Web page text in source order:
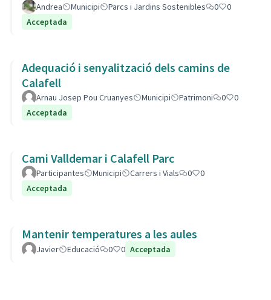
Andrea Municipi Parcs i Jardins Sostenibles 0
0
Acceptada
Adequació i senyalització dels camins de
Calafell
Arnau Josep Pou Cruanyes Municipi Patrimoni 0
0
Acceptada
Cami Valldemar i Calafell Parc
Participantes Municipi Carrers i Vials 0
0
Acceptada
Mantenir temperatures a les aules
Javier Educació 0 0 Acceptada